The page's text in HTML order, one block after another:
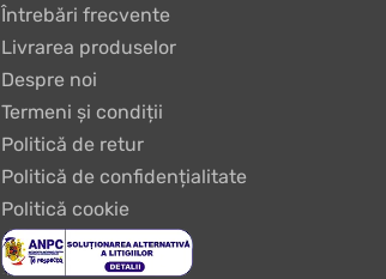
Întrebări frecvente
Livrarea produselor
Despre noi
Termeni și condiții
Politică de retur
Politică de confidențialitate
Politică cookie